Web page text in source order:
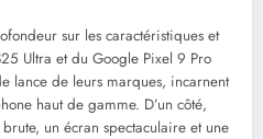
sur les caractéristiques et
Ultra et du Google Pixel 9 Pro
lance de leurs marques, incarnent
haut de gamme. D’un côté,
un écran spectaculaire et une